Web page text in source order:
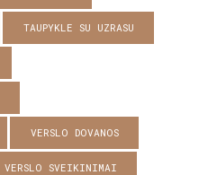
TAUPYKLE SU UZRASU
VERSLO DOVANOS
VERSLO SVEIKINIMAI